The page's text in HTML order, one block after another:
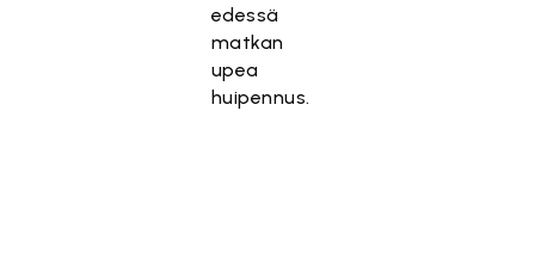
edessä
matkan
upea
huipennus.